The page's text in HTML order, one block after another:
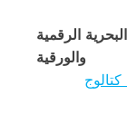
الرقمية
والورقية